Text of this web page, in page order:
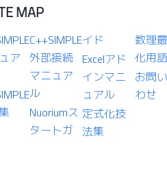
MAP
ア
C++SIMPLE
外部接続
マニュア
ル
Nuoriumス
タートガ
イド
Excelアド
インマニ
ュアル
定式化技
法集
数理
化用
お問
わせ